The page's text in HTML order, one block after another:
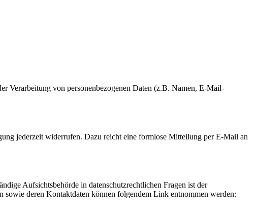
Verarbeitung von personenbezogenen Daten (z.B. Namen, E-Mail-
jederzeit widerrufen. Dazu reicht eine formlose Mitteilung per E-Mail an
Aufsichtsbehörde in datenschutzrechtlichen Fragen ist der
sowie deren Kontaktdaten können folgendem Link entnommen werden: